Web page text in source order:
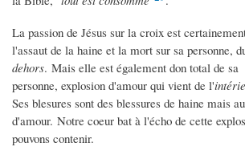
La passion de Jésus sur la croix est
l'assaut de la haine et la mort sur sa personne,
dehors. Mais elle est également don total de sa
personne, explosion d'amour qui vient de l'
Ses blesures sont des blessures de haine mais
d'amour. Notre coeur bat à l'écho de cette
pouvons contenir.